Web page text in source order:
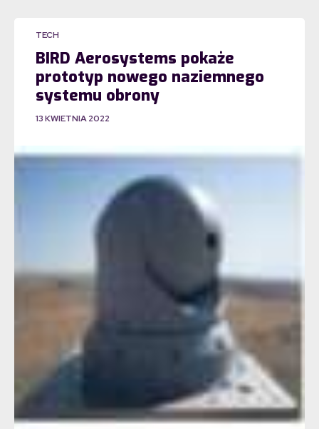
TECH
BIRD Aerosystems pokaże
prototyp nowego naziemnego
systemu obrony
13 KWIETNIA 2022